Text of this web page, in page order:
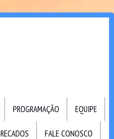
PROGRAMAÇÃO EQUIPE
RECADOS FALE CONOSCO